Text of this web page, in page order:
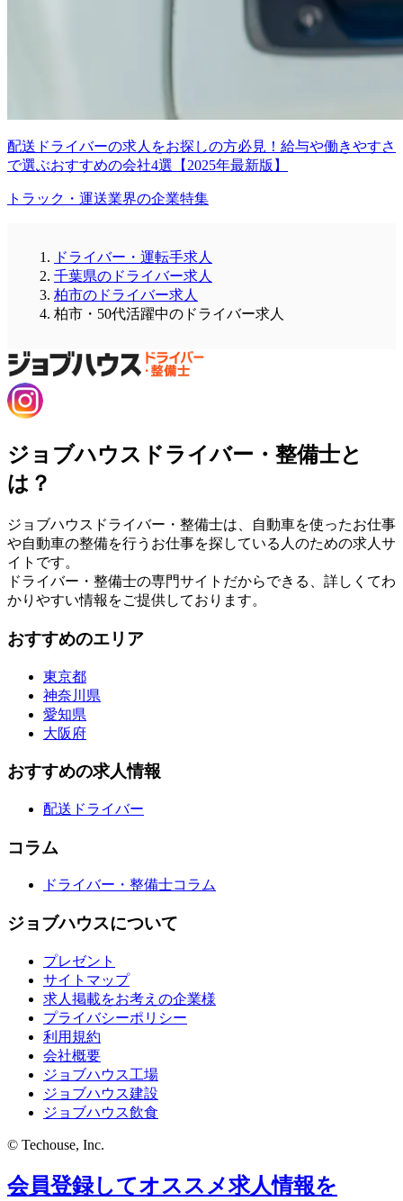
配送ドライバーの求人をお探しの方必見！給与や働きやすさ
で選ぶおすすめの会社4選【2025年最新版】
トラック・運送業界の企業特集
ドライバー・運転手求人
千葉県のドライバー求人
柏市のドライバー求人
柏市・50代活躍中のドライバー求人
ジョブハウスドライバー・整備士と
は？
ジョブハウスドライバー・整備士は、自動車を使ったお仕事
や自動車の整備を行うお仕事を探している人のための求人サ
イトです。
ドライバー・整備士の専門サイトだからできる、詳しくてわ
かりやすい情報をご提供しております。
おすすめのエリア
東京都
神奈川県
愛知県
大阪府
おすすめの求人情報
配送ドライバー
コラム
ドライバー・整備士コラム
ジョブハウスについて
プレゼント
サイトマップ
求人掲載をお考えの企業様
プライバシーポリシー
利用規約
会社概要
ジョブハウス工場
ジョブハウス建設
ジョブハウス飲食
© Techouse, Inc.
会員登録してオススメ求人情報を